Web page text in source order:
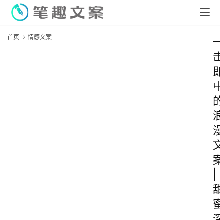
首页 情感文案